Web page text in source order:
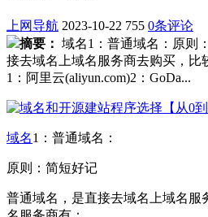
上网导航 2023-10-22 755 0条评论
摘要： 域名1：普通域名：原则
接去域名上域名服务商去购买，比
1：阿里云(aliyun.com)2：GoDa...
域名1：普通域名：
原则：简短好记
普通域名，是直接去域名上域名服